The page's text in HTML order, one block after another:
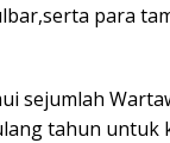
para
sejumlah
tahun untuk